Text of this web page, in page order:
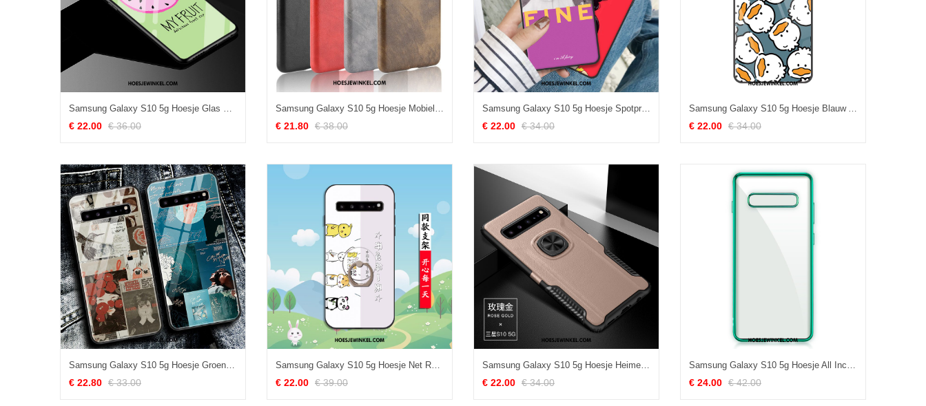
Samsung Galaxy S10 5g Hoesje Glas Groen Mooie, Samsung Galaxy S10 5g Hoesje Eenvoudige Bescherming
€ 22.00 € 36.00
Samsung Galaxy S10 5g Hoesje Mobiele Telefoon Bescherming Leer, Samsung Galaxy S10 5g Hoesje Hard Ster Braun
€ 21.80 € 38.00
Samsung Galaxy S10 5g Hoesje Spotprent Mobiele Telefoon Bescherming, Samsung Galaxy S10 5g Hoesje Trendy Merk Ster
€ 22.00 € 34.00
Samsung Galaxy S10 5g Hoesje Blauw All Inclusive Anti-fall, Samsung Galaxy S10 5g Hoesje Glas Siliconen
€ 22.00 € 34.00
Samsung Galaxy S10 5g Hoesje Groen Glas Mobiele Telefoon, Samsung Galaxy S10 5g Hoesje All Inclusive Ster
€ 22.80 € 33.00
Samsung Galaxy S10 5g Hoesje Net Red Spotprent Ster, Samsung Galaxy S10 5g Hoesje Anti-fall All Inclusive
€ 22.00 € 39.00
Samsung Galaxy S10 5g Hoesje Heimelijkheid Bescherming Trend, Samsung Galaxy S10 5g Hoesje Hoes Zacht
€ 22.00 € 34.00
Samsung Galaxy S10 5g Hoesje All Inclusive Ster Zacht, Samsung Galaxy S10 5g Hoesje Plating Mobiele Telefoon
€ 24.00 € 42.00